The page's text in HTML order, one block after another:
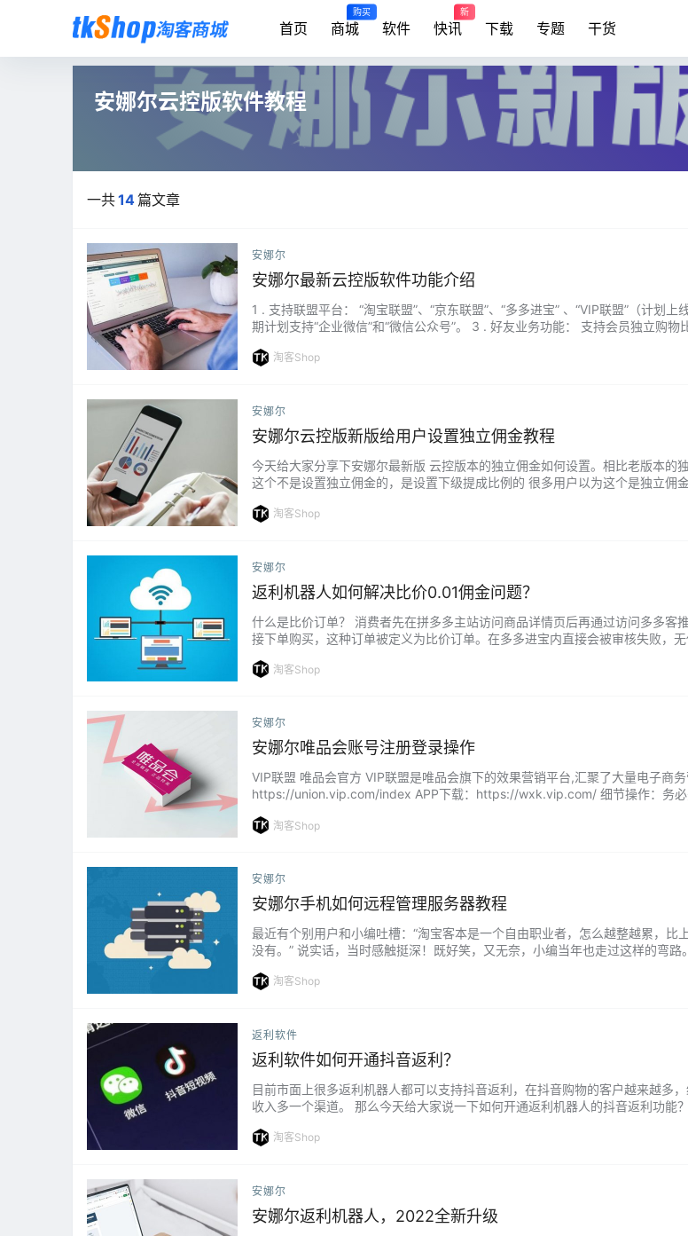
首页 商城
购买
软件 快讯
新
下载 专题 干货
安娜尔云控版软件教程
一共14篇文章
安娜尔
安娜尔最新云控版软件功能介绍
1 . 支持联盟平台： “淘宝联盟”、“京东联盟”、“多多进宝” 、“VIP联盟”（计划
期计划支持“企业微信”和“微信公众号”。 3 . 好友业务功能： 支持会员独立购
淘客Shop
安娜尔
安娜尔云控版新版给用户设置独立佣金教程
今天给大家分享下安娜尔最新版 云控版本的独立佣金如何设置。相比老版本
这个不是设置独立佣金的，是设置下级提成比例的 很多用户以为这个是独立
淘客Shop
安娜尔
返利机器人如何解决比价0.01佣金问题？
什么是比价订单？ 消费者先在拼多多主站访问商品详情页后再通过访问多多
接下单购买，这种订单被定义为比价订单。在多多进宝内直接会被审核失败，
淘客Shop
安娜尔
安娜尔唯品会账号注册登录操作
VIP联盟 唯品会官方 VIP联盟是唯品会旗下的效果营销平台,汇聚了大量电子商
https://union.vip.com/index APP下载：https://wxk.vip.com/ 细节操作：务
淘客Shop
安娜尔
安娜尔手机如何远程管理服务器教程
最近有个别用户和小编吐槽：“淘宝客本是一个自由职业者，怎么越整越累，
没有。” 说实话，当时感触挺深！既好笑，又无奈，小编当年也走过这样的弯
淘客Shop
返利软件
返利软件如何开通抖音返利？
目前市面上很多返利机器人都可以支持抖音返利，在抖音购物的客户越来越多
收入多一个渠道。 那么今天给大家说一下如何开通返利机器人的抖音返利功
淘客Shop
安娜尔
安娜尔返利机器人，2022全新升级